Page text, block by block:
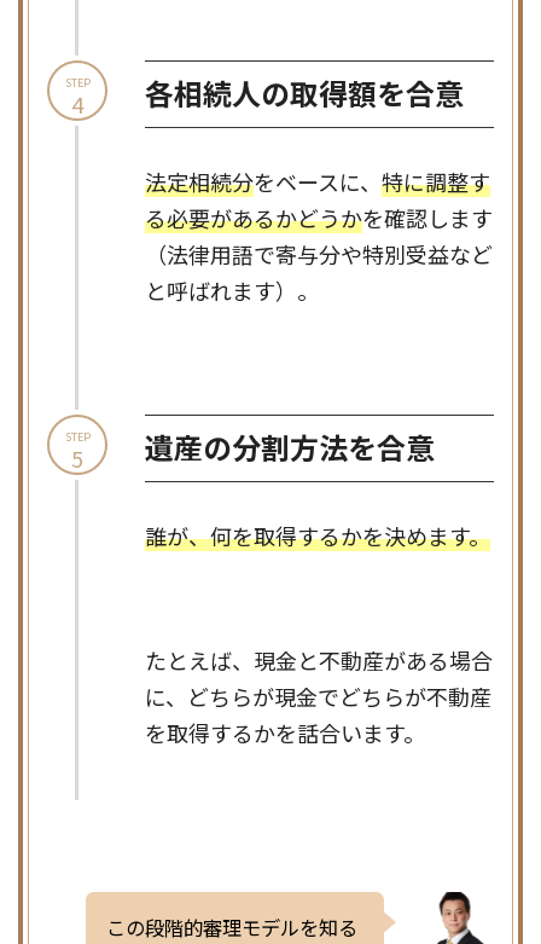
各相続人の取得額を合意
法定相続分をベースに、 特に調整す
る必要があるかどうかを確認します
（法律用語で寄与分や特別受益など
と呼ばれます）。
STEP
4
遺産の分割方法を合意
誰が、何を取得するかを決めます。
たとえば、現金と不動産がある場合
に、どちらが現金でどちらが不動産
を取得するかを話合います。
STEP
5
この段階的審理モデルを知る